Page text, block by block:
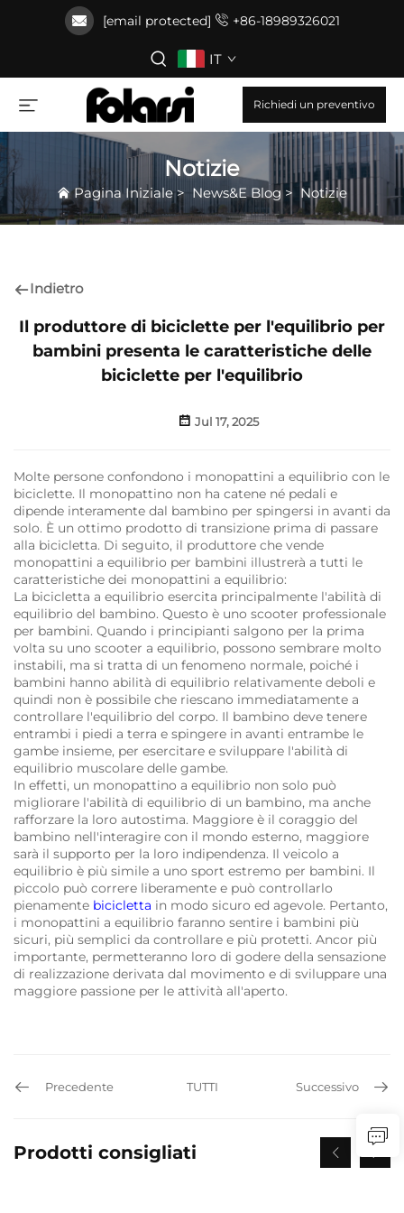
[email protected] +86-18989326021
IT
Richiedi un preventivo
Notizie
Pagina Iniziale> News&E Blog > Notizie
Indietro
Il produttore di biciclette per l'equilibrio per
bambini presenta le caratteristiche delle
biciclette per l'equilibrio
Jul 17, 2025
Molte persone confondono i monopattini a equilibrio con le
biciclette. Il monopattino non ha catene né pedali e
dipende interamente dal bambino per spingersi in avanti da
solo. È un ottimo prodotto di transizione prima di passare
alla bicicletta. Di seguito, il produttore che vende
monopattini a equilibrio per bambini illustrerà a tutti le
caratteristiche dei monopattini a equilibrio:
La bicicletta a equilibrio esercita principalmente l'abilità di
equilibrio del bambino. Questo è uno scooter professionale
per bambini. Quando i principianti salgono per la prima
volta su uno scooter a equilibrio, possono sembrare molto
instabili, ma si tratta di un fenomeno normale, poiché i
bambini hanno abilità di equilibrio relativamente deboli e
quindi non è possibile che riescano immediatamente a
controllare l'equilibrio del corpo. Il bambino deve tenere
entrambi i piedi a terra e spingere in avanti entrambe le
gambe insieme, per esercitare e sviluppare l'abilità di
equilibrio muscolare delle gambe.
In effetti, un monopattino a equilibrio non solo può
migliorare l'abilità di equilibrio di un bambino, ma anche
rafforzare la loro autostima. Maggiore è il coraggio del
bambino nell'interagire con il mondo esterno, maggiore
sarà il supporto per la loro indipendenza. Il veicolo a
equilibrio è più simile a uno sport estremo per bambini. Il
piccolo può correre liberamente e può controllarlo
pienamente bicicletta in modo sicuro ed agevole. Pertanto,
i monopattini a equilibrio faranno sentire i bambini più
sicuri, più semplici da controllare e più protetti. Ancor più
importante, permetteranno loro di godere della sensazione
di realizzazione derivata dal movimento e di sviluppare una
maggiore passione per le attività all'aperto.
Precedente TUTTI Successivo
Prodotti consigliati